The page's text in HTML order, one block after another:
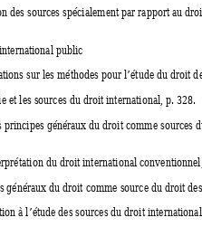
des sources spécialement par rapport au dro
public
sur les méthodes pour l’étude du droit d
et les sources du droit international, p. 328.
principes généraux du droit comme sources
du droit international
généraux du droit comme source du droit
à l’étude des sources du droit